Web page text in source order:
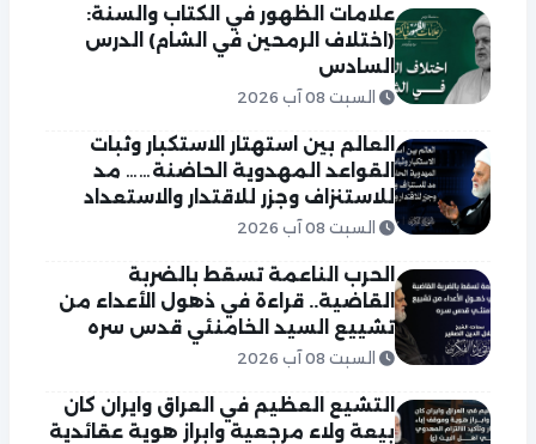
علامات الظهور في الكتاب والسنة:
(اختلاف الرمحين في الشام) الدرس
السادس
السبت 08 آب 2026
العالم بين استهتار الاستكبار وثبات
القواعد المهدوية الحاضنة…… مد
للاستنزاف وجزر للاقتدار والاستعداد
السبت 08 آب 2026
الحرب الناعمة تسقط بالضربة
القاضية.. قراءة في ذهول الأعداء من
تشييع السيد الخامنئي قدس سره
السبت 08 آب 2026
التشيع العظيم في العراق وايران كان
بيعة ولاء مرجعية وابراز هوية عقائدية